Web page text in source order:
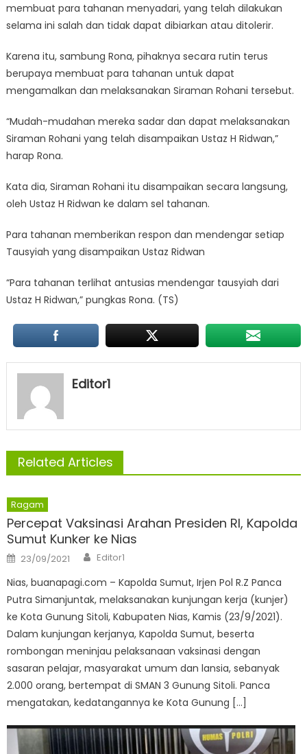
membuat para tahanan menyadari, yang telah dilakukan
selama ini salah dan tidak dapat dibiarkan atau ditolerir.
Karena itu, sambung Rona, pihaknya secara rutin terus
berupaya membuat para tahanan untuk dapat
mengamalkan dan melaksanakan Siraman Rohani tersebut.
“Mudah-mudahan mereka sadar dan dapat melaksanakan
Siraman Rohani yang telah disampaikan Ustaz H Ridwan,”
harap Rona.
Kata dia, Siraman Rohani itu disampaikan secara langsung,
oleh Ustaz H Ridwan ke dalam sel tahanan.
Para tahanan memberikan respon dan mendengar setiap
Tausyiah yang disampaikan Ustaz Ridwan
“Para tahanan terlihat antusias mendengar tausyiah dari
Ustaz H Ridwan,” pungkas Rona. (TS)
Editor1
Related Articles
Ragam
Percepat Vaksinasi Arahan Presiden RI, Kapolda
Sumut Kunker ke Nias
Posted
on
23/09/2021 Author
Editor1
Nias, buanapagi.com – Kapolda Sumut, Irjen Pol R.Z Panca
Putra Simanjuntak, melaksanakan kunjungan kerja (kunjer)
ke Kota Gunung Sitoli, Kabupaten Nias, Kamis (23/9/2021).
Dalam kunjungan kerjanya, Kapolda Sumut, beserta
rombongan meninjau pelaksanaan vaksinasi dengan
sasaran pelajar, masyarakat umum dan lansia, sebanyak
2.000 orang, bertempat di SMAN 3 Gunung Sitoli. Panca
mengatakan, kedatangannya ke Kota Gunung […]